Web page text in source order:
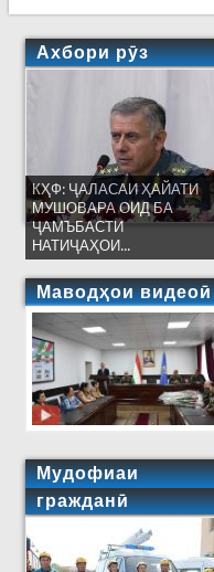
Ахбори рӯз
КҲФ: ҶАЛАСАИ ҲАЙАТИ
МУШОВАРА ОИД БА
ҶАМЪБАСТИ
НАТИҶАҲОИ...
Маводҳои видеоӣ
Мудофиаи
гражданӣ